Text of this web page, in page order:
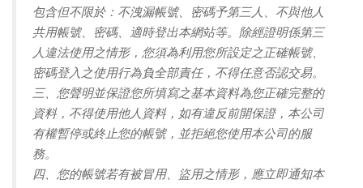
包含但不限於：不洩漏帳號、密碼予第三人、不與他人
共用帳號、密碼、適時登出本網站等。除經證明係第三
人違法使用之情形，您須為利用您所設定之正確帳號、
密碼登入之使用行為負全部責任，不得任意否認交易。
三、您聲明並保證您所填寫之基本資料為您正確完整的
資料，不得使用他人資料，如有違反前開保證，本公司
有權暫停或終止您的帳號，並拒絕您使用本公司的服
務。
四、您的帳號若有被冒用、盜用之情形，應立即通知本